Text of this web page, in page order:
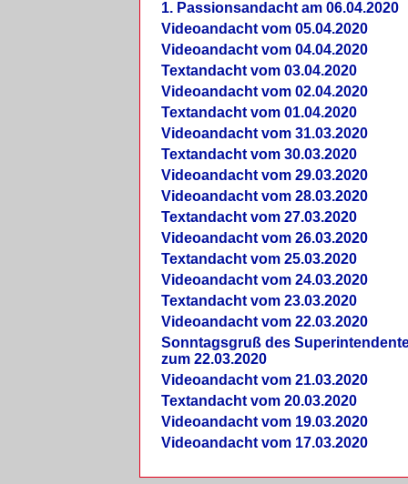
1. Passionsandacht am 06.04.2020
Videoandacht vom 05.04.2020
Videoandacht vom 04.04.2020
Textandacht vom 03.04.2020
Videoandacht vom 02.04.2020
Textandacht vom 01.04.2020
Videoandacht vom 31.03.2020
Textandacht vom 30.03.2020
Videoandacht vom 29.03.2020
Videoandacht vom 28.03.2020
Textandacht vom 27.03.2020
Videoandacht vom 26.03.2020
Textandacht vom 25.03.2020
Videoandacht vom 24.03.2020
Textandacht vom 23.03.2020
Videoandacht vom 22.03.2020
Sonntagsgruß des
zum 22.03.2020
Videoandacht vom 21.03.2020
Textandacht vom 20.03.2020
Videoandacht vom 19.03.2020
Videoandacht vom 17.03.2020